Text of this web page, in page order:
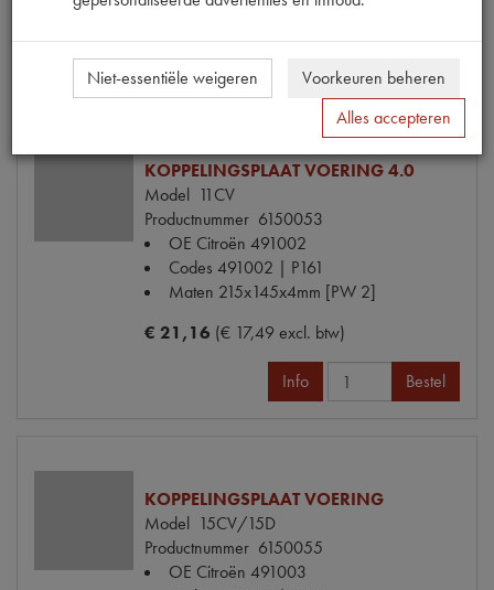
KOPPELINGSPLAAT VOERING 4.0
Model 11CV
Productnummer 6150053
OE Citroën 491002
Codes 491002 | P161
Maten 215x145x4mm [PW 2]
€ 21,16 (€ 17,49 excl. btw)
Info Bestel
KOPPELINGSPLAAT VOERING
Model 15CV/15D
Productnummer 6150055
OE Citroën 491003
Niet-essentiële weigeren
Voorkeuren beheren
Alles accepteren